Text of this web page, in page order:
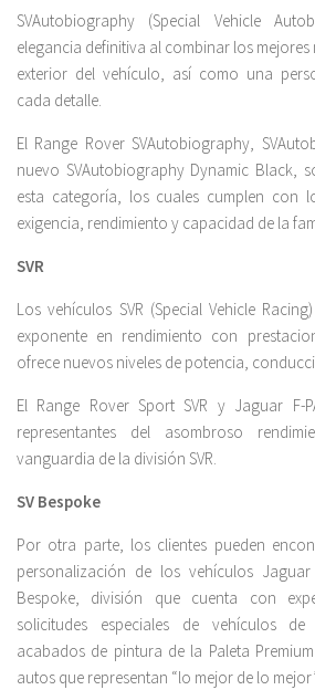
SVAutobiography (Special Vehicle
elegancia definitiva al combinar los mejores
exterior del vehículo, así como una
cada detalle.
El Range Rover SVAutobiography,
nuevo SVAutobiography Dynamic Black,
esta categoría, los cuales cumplen con
exigencia, rendimiento y capacidad de la
SVR
Los vehículos SVR (Special Vehicle
exponente en rendimiento con
ofrece nuevos niveles de potencia,
El Range Rover Sport SVR y Jaguar F-
representantes del asombroso
vanguardia de la división SVR.
SV Bespoke
Por otra parte, los clientes pueden
personalización de los vehículos
Bespoke, división que cuenta con
solicitudes especiales de vehículos
acabados de pintura de la Paleta
autos que representan “lo mejor de lo